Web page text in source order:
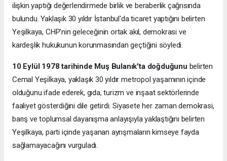
ilişkin yaptığı değerlendirmede birlik ve beraberlik çağrısında
bulundu. Yaklaşık 30 yıldır İstanbul'da ticaret yaptığını belirten
Yeşilkaya, CHP'nin geleceğinin ortak akıl, demokrasi ve
kardeşlik hukukunun korunmasından geçtiğini söyledi.
10 Eylül 1978 tarihinde Muş Bulanık'ta doğduğunu belirten
Cemal Yeşilkaya, yaklaşık 30 yıldır metropol yaşamının içinde
olduğunu ifade ederek, gıda, turizm ve inşaat sektörlerinde
faaliyet gösterdiğini dile getirdi. Siyasete her zaman demokrasi,
barış ve toplumsal dayanışma anlayışıyla yaklaştığını belirten
Yeşilkaya, parti içinde yaşanan ayrışmaların kimseye fayda
sağlamayacağını vurguladı.